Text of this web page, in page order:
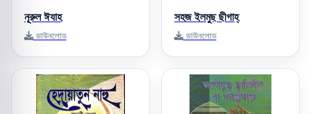
নূরুল ঈযাহ
ডাউনলোড
সহজ ইলমুছ ছীগাহ্‌
ডাউনলোড